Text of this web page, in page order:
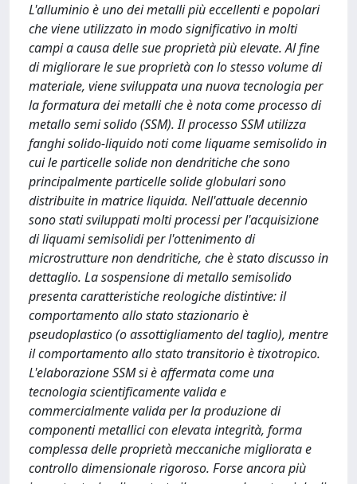
L'alluminio è uno dei metalli più eccellenti e popolari
che viene utilizzato in modo significativo in molti
campi a causa delle sue proprietà più elevate. Al fine
di migliorare le sue proprietà con lo stesso volume di
materiale, viene sviluppata una nuova tecnologia per
la formatura dei metalli che è nota come processo di
metallo semi solido (SSM). Il processo SSM utilizza
fanghi solido-liquido noti come liquame semisolido in
cui le particelle solide non dendritiche che sono
principalmente particelle solide globulari sono
distribuite in matrice liquida. Nell'attuale decennio
sono stati sviluppati molti processi per l'acquisizione
di liquami semisolidi per l'ottenimento di
microstrutture non dendritiche, che è stato discusso in
dettaglio. La sospensione di metallo semisolido
presenta caratteristiche reologiche distintive: il
comportamento allo stato stazionario è
pseudoplastico (o assottigliamento del taglio), mentre
il comportamento allo stato transitorio è tixotropico.
L'elaborazione SSM si è affermata come una
tecnologia scientificamente valida e
commercialmente valida per la produzione di
componenti metallici con elevata integrità, forma
complessa delle proprietà meccaniche migliorata e
controllo dimensionale rigoroso. Forse ancora più